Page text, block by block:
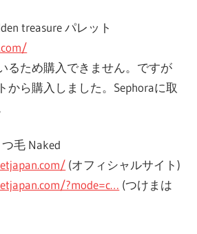
treasure パレット
るため購入できません。ですが
から購入しました。Sephoraに取
つ毛 Naked
(オフィシャルサイト)
?mode=c… (つけまは